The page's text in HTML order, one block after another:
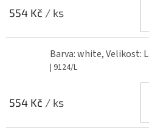
554 Kč / ks
Barva: white, Velikost: L
| 9124/L
554 Kč / ks